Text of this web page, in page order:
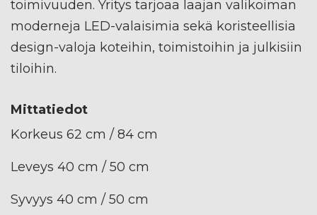
toimivuuden. Yritys tarjoaa laajan valikoiman
moderneja LED-valaisimia sekä koristeellisia
design-valoja koteihin, toimistoihin ja julkisiin
tiloihin.
Mittatiedot
Korkeus 62 cm / 84 cm
Leveys 40 cm / 50 cm
Syvyys 40 cm / 50 cm